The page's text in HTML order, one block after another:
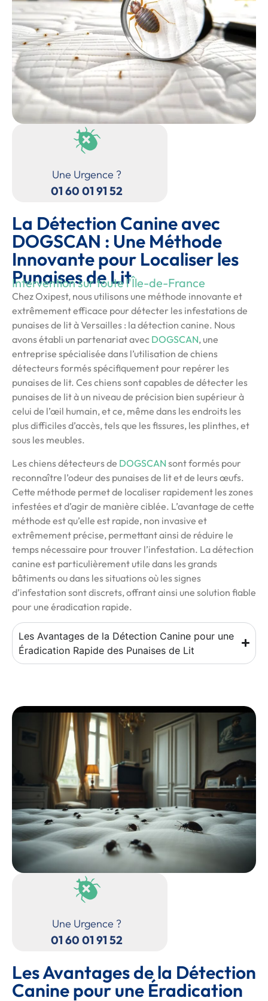
La Détection Canine avec
DOGSCAN : Une Méthode
Innovante pour Localiser les
Punaises de Lit
Intervention sur toute l'Île-de-France
Chez Oxipest, nous utilisons une méthode innovante et
extrêmement efficace pour détecter les infestations de
punaises de lit à Versailles : la détection canine. Nous
avons établi un partenariat avec DOGSCAN, une
entreprise spécialisée dans l’utilisation de chiens
détecteurs formés spécifiquement pour repérer les
punaises de lit. Ces chiens sont capables de détecter les
punaises de lit à un niveau de précision bien supérieur à
celui de l’œil humain, et ce, même dans les endroits les
plus difficiles d’accès, tels que les fissures, les plinthes, et
sous les meubles.
Les chiens détecteurs de DOGSCAN sont formés pour
reconnaître l’odeur des punaises de lit et de leurs œufs.
Cette méthode permet de localiser rapidement les zones
infestées et d’agir de manière ciblée. L’avantage de cette
méthode est qu’elle est rapide, non invasive et
extrêmement précise, permettant ainsi de réduire le
temps nécessaire pour trouver l’infestation. La détection
canine est particulièrement utile dans les grands
bâtiments ou dans les situations où les signes
d’infestation sont discrets, offrant ainsi une solution fiable
pour une éradication rapide.
Les Avantages de la Détection Canine pour une
Éradication Rapide des Punaises de Lit
Une Urgence ?
01 60 01 91 52
Une Urgence ?
01 60 01 91 52
Les Avantages de la Détection
Canine pour une Éradication